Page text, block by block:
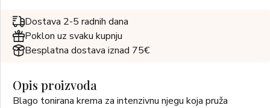
Dostava 2-5 radnih dana
Poklon uz svaku kupnju
Besplatna dostava iznad 75€
Opis proizvoda
Blago tonirana krema za intenzivnu njegu koja pruža